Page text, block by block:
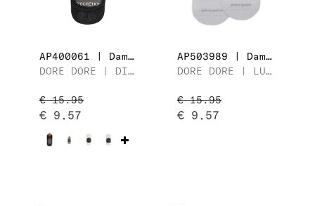
AP400061 | Dames In Sock
DORE DORE | DISCRÉTION FIL D'ECOSSE
€ 15.95
€ 9.57
AP503989 | Dames In Sock
DORE DORE | LUREX
€ 15.95
€ 9.57